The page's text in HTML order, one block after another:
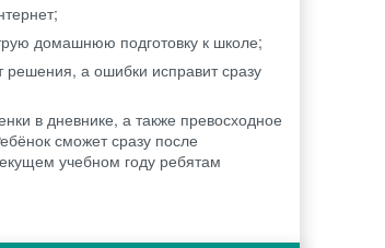
домашнюю подготовку к школе;
решения, а ошибки исправит сразу
в дневнике, а также превосходное
сможет сразу после
учебном году ребятам